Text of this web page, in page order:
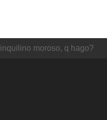
inquilino moroso, q hago?